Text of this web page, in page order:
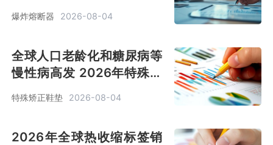
熔断器市场规模约6.5亿美
元[图]
爆炸熔断器 2026-08-04
全球人口老龄化和糖尿病等
慢性病高发 2026年特殊矫
正鞋垫市场规模约16亿美元
[图]
特殊矫正鞋垫 2026-08-04
2026年全球热收缩标签销